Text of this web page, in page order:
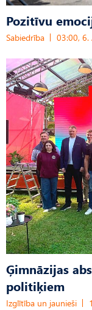
Pozitīvu
Sabiedrība 03:00, 6.
Ģimnāzijas
politiķiem
Izglītība un jaunieši